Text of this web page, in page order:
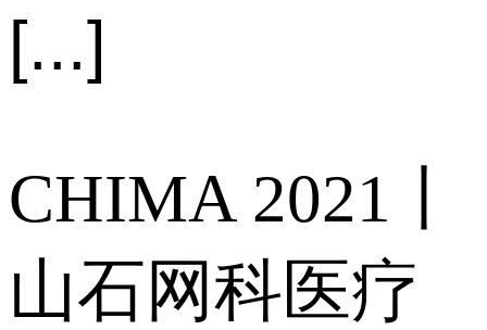
[...]
CHIMA 2021丨
山石网科医疗